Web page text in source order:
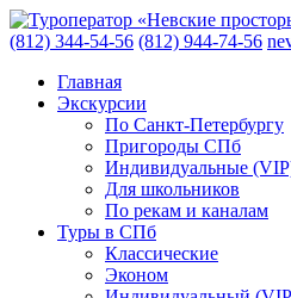
(812) 344-54-56 (812) 944-74-56
Главная
Экскурсии
По Санкт-Петербургу
Пригороды СПб
Индивидуальные
Для школьников
По рекам и каналам
Туры в СПб
Классические
Эконом